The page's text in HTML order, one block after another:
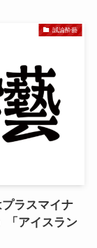
誠論酔藝
ラスマイナ
「アイスラン